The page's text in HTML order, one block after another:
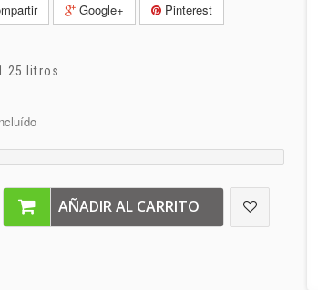
Google+
Pinterest
litros
AÑADIR AL CARRITO